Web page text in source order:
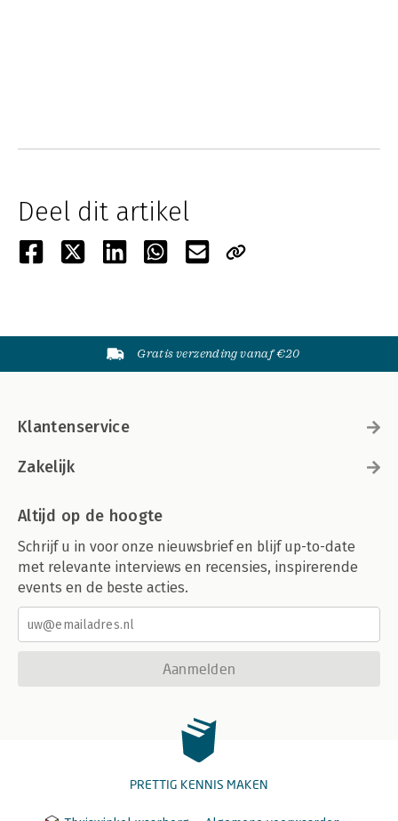
Deel dit artikel
Gratis verzending vanaf €20
Klantenservice
Zakelijk
Altijd op de hoogte
Schrijf u in voor onze nieuwsbrief en blijf up-to-date
met relevante interviews en recensies, inspirerende
events en de beste acties.
Aanmelden
PRETTIG KENNIS MAKEN